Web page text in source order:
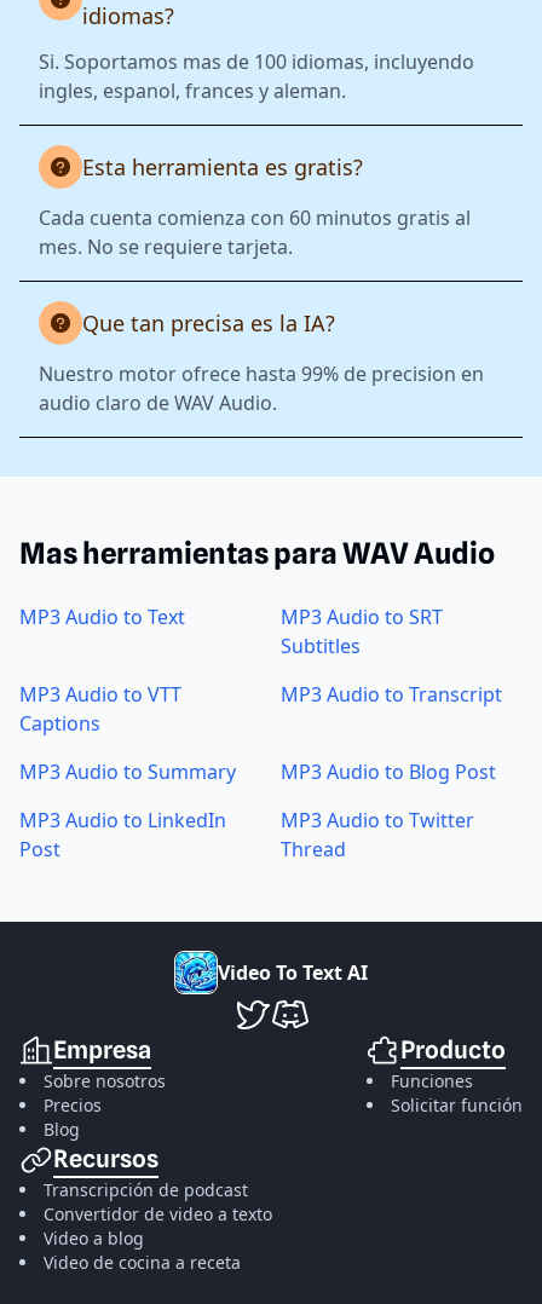
idiomas?
Si. Soportamos mas de 100 idiomas, incluyendo
ingles, espanol, frances y aleman.
Esta herramienta es gratis?
Cada cuenta comienza con 60 minutos gratis al
mes. No se requiere tarjeta.
Que tan precisa es la IA?
Nuestro motor ofrece hasta 99% de precision en
audio claro de WAV Audio.
Mas herramientas para WAV Audio
MP3 Audio to Text
MP3 Audio to SRT
Subtitles
MP3 Audio to VTT
Captions
MP3 Audio to Transcript
MP3 Audio to Summary
MP3 Audio to Blog Post
MP3 Audio to LinkedIn
Post
MP3 Audio to Twitter
Thread
VideoToTextAI
VideoToTextAI en Twitter
VideoToTextAI en Discord
Empresa
Sobre nosotros
Precios
Blog
Producto
Funciones
Solicitar función
Recursos
Transcripción de podcast
Convertidor de video a texto
Video a blog
Video de cocina a receta